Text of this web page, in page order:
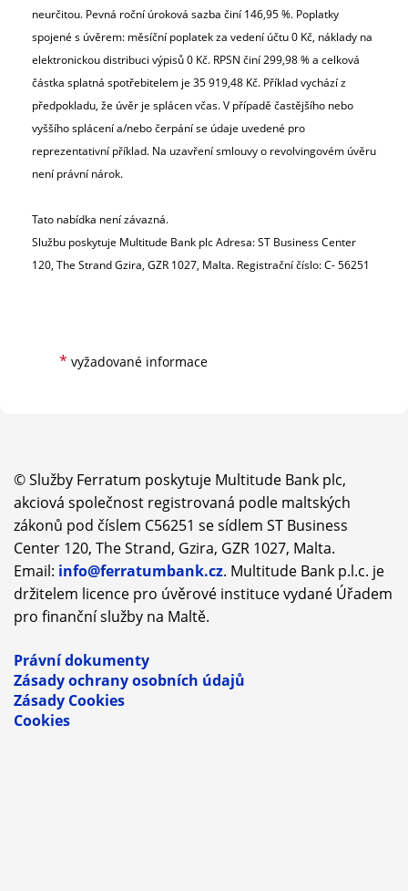
neurčitou. Pevná roční úroková sazba činí 146,95 %. Poplatky
spojené s úvěrem: měsíční poplatek za vedení účtu 0 Kč, náklady na
elektronickou distribuci výpisů 0 Kč. RPSN činí 299,98 % a celková
částka splatná spotřebitelem je 35 919,48 Kč. Příklad vychází z
předpokladu, že úvěr je splácen včas. V případě častějšího nebo
vyššího splácení a/nebo čerpání se údaje uvedené pro
reprezentativní příklad. Na uzavření smlouvy o revolvingovém úvěru
není právní nárok.
Tato nabídka není závazná.
Službu poskytuje Multitude Bank plc Adresa: ST Business Center
120, The Strand Gzira, GZR 1027, Malta. Registrační číslo: C- 56251
* vyžadované informace
© Služby Ferratum poskytuje Multitude Bank plc,
akciová společnost registrovaná podle maltských
zákonů pod číslem C56251 se sídlem ST Business
Center 120, The Strand, Gzira, GZR 1027, Malta.
Email: info@ferratumbank.cz. Multitude Bank p.l.c. je
držitelem licence pro úvěrové instituce vydané Úřadem
pro finanční služby na Maltě.
Právní dokumenty
Zásady ochrany osobních údajů
Zásady Cookies
Cookies